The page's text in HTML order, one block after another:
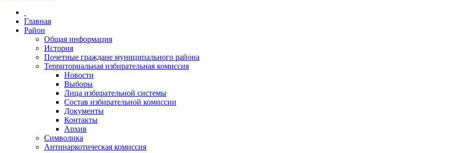
Главная
Район
Общая информация
История
Почетные граждане муниципального района
Территориальная избирательная комиссия
Новости
Выборы
Лица избирательной системы
Состав избирательной комиссии
Документы
Контакты
Архив
Символика
Антинаркотическая комиссия